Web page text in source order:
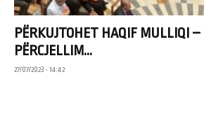
PËRKUJTOHET HAQIF MULLIQI –
PËRCJELLIM...
27/07/2023 • 14:42